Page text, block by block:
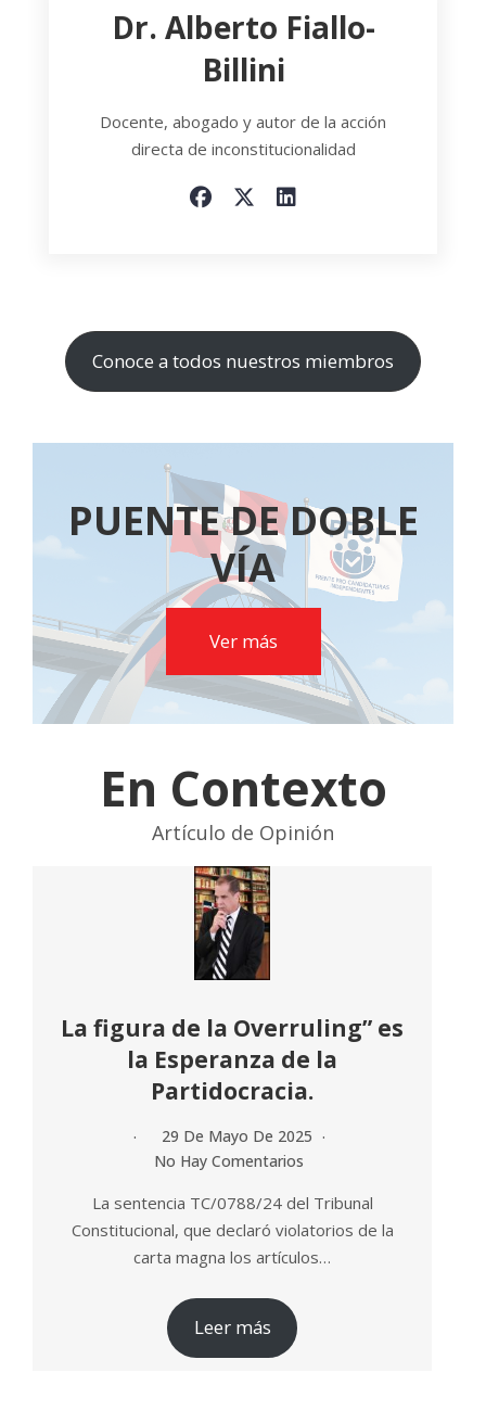
Dr. Alberto Fiallo-
Billini
Docente, abogado y autor de la acción
directa de inconstitucionalidad
Conoce a todos nuestros miembros
PUENTE DE DOBLE
VÍA
Ver más
En Contexto
Artículo de Opinión
La figura de la Overruling” es
la Esperanza de la
Partidocracia.
29 De Mayo De 2025
No Hay Comentarios
La sentencia TC/0788/24 del Tribunal
Constitucional, que declaró violatorios de la
carta magna los artículos…
Leer más